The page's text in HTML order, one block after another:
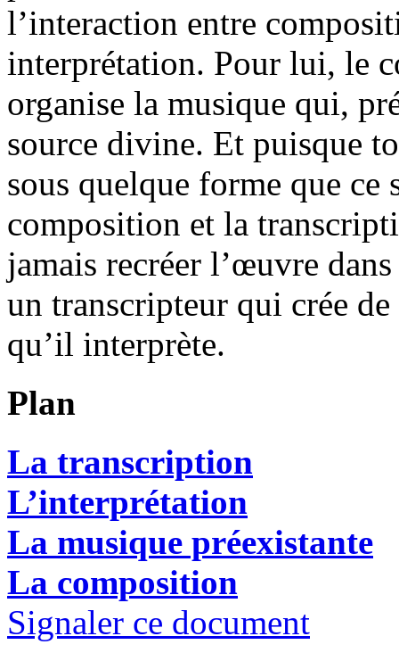
l’interaction entre
interprétation. Pour lui, le
organise la musique qui,
source divine. Et puisque
sous quelque forme que
composition et la
jamais recréer l’œuvre
un transcripteur qui crée
qu’il interprète.
Plan
La transcription
L’interprétation
La musique préexistante
La composition
Signaler ce document